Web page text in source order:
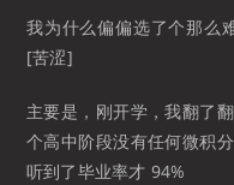
我为什么偏偏选了个那么
[苦涩]
主要是，刚开学，我翻了
个高中阶段没有任何微积
听到了毕业率才 94%